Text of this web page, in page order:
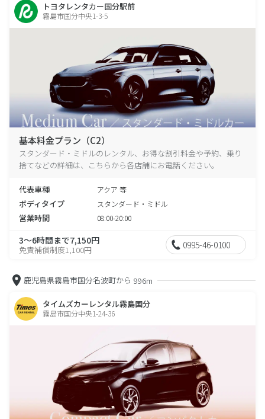
トヨタレンタカー国分駅前
霧島市国分中央1-3-5
基本料金プラン（C2）
スタンダード・ミドルのレンタル、お得な割引料金や予約、乗り
捨てなどの詳細は、こちらから各店舗にお電話ください。
代表車種 アクア 等
ボディタイプ スタンダード・ミドル
営業時間 08:00-20:00
3～6時間まで7,150円
免責補償制度1,100円 0995-46-0100
鹿児島県霧島市国分名波町から 996m
タイムズカーレンタル霧島国分
霧島市国分中央1-24-36